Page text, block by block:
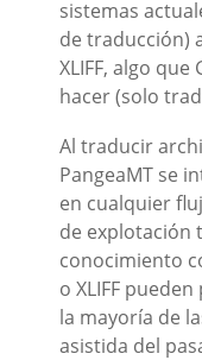
sistemas
de traducción)
XLIFF, algo
hacer (solo
Al traducir
PangeaMT se
en cualquier
de explotación
conocimiento
o XLIFF
la mayoría de
asistida del